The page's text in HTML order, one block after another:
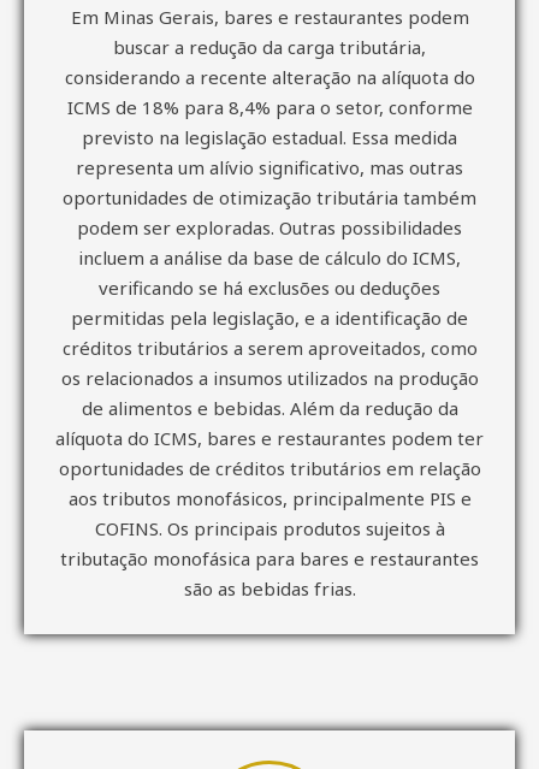
Em Minas Gerais, bares e restaurantes podem
buscar a redução da carga tributária,
considerando a recente alteração na alíquota do
ICMS de 18% para 8,4% para o setor, conforme
previsto na legislação estadual. Essa medida
representa um alívio significativo, mas outras
oportunidades de otimização tributária também
podem ser exploradas. Outras possibilidades
incluem a análise da base de cálculo do ICMS,
verificando se há exclusões ou deduções
permitidas pela legislação, e a identificação de
créditos tributários a serem aproveitados, como
os relacionados a insumos utilizados na produção
de alimentos e bebidas. Além da redução da
alíquota do ICMS, bares e restaurantes podem ter
oportunidades de créditos tributários em relação
aos tributos monofásicos, principalmente PIS e
COFINS. Os principais produtos sujeitos à
tributação monofásica para bares e restaurantes
são as bebidas frias.